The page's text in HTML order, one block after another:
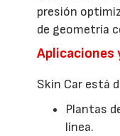
presión
de geometría
Aplicaciones
Skin Car está
Plantas
línea.